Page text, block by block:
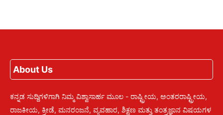
About Us
ಕನ್ನಡ ಸುದ್ದಿಗಳಿಗಾಗಿ ನಿಮ್ಮ ವಿಶ್ವಾಸಾರ್ಹ ಮೂಲ - ರಾಷ್ಟ್ರೀಯ, ಅಂತರರಾಷ್ಟ್ರೀಯ,
ರಾಜಕೀಯ, ಕ್ರೀಡೆ, ಮನರಂಜನೆ, ವ್ಯವಹಾರ, ಶಿಕ್ಷಣ ಮತ್ತು ತಂತ್ರಜ್ಞಾನ ವಿಷಯಗಳ